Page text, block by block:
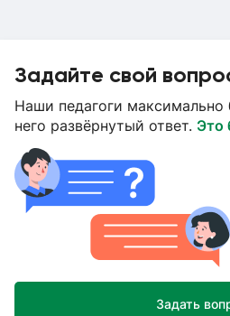
Задайте свой
Наши педагоги максимально
него развёрнутый ответ. Это
Задать